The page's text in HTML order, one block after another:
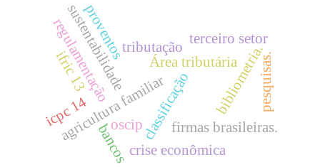
classificação
Área tributária
tributação
firmas brasileiras.
agricultura familiar bibliometria.
bancoscrise econômica
regulamentação pesquisas.
terceiro setor
oscip
sustentabilidade
ifric 13
icpc 14
proventos